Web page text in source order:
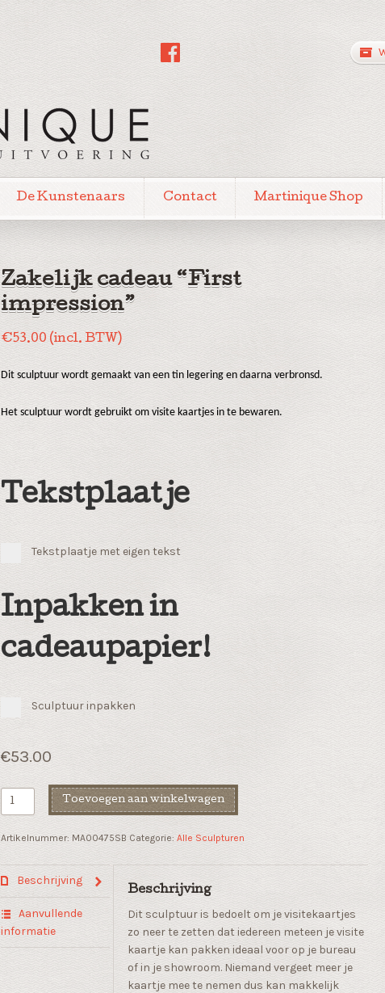
De Kunstenaars Contact Martinique Shop
Zakelijk cadeau “First
impression”
€53.00 (incl. BTW)
Dit sculptuur wordt gemaakt van een tin legering en daarna verbronsd.
Het sculptuur wordt gebruikt om visite kaartjes in te bewaren.
Tekstplaatje
Tekstplaatje met eigen tekst
Inpakken in
cadeaupapier!
Sculptuur inpakken
€53.00
Zakelijk
cadeau
aantal
Toevoegen aan winkelwagen
Artikelnummer: MA00475SB Categorie: Alle Sculpturen
Beschrijving
Aanvullende
informatie
Beschrijving
Dit sculptuur is bedoelt om je visitekaartjes
zo neer te zetten dat iedereen meteen je visite
kaartje kan pakken ideaal voor op je bureau
of in je showroom. Niemand vergeet meer je
kaartje mee te nemen dus kan makkelijk